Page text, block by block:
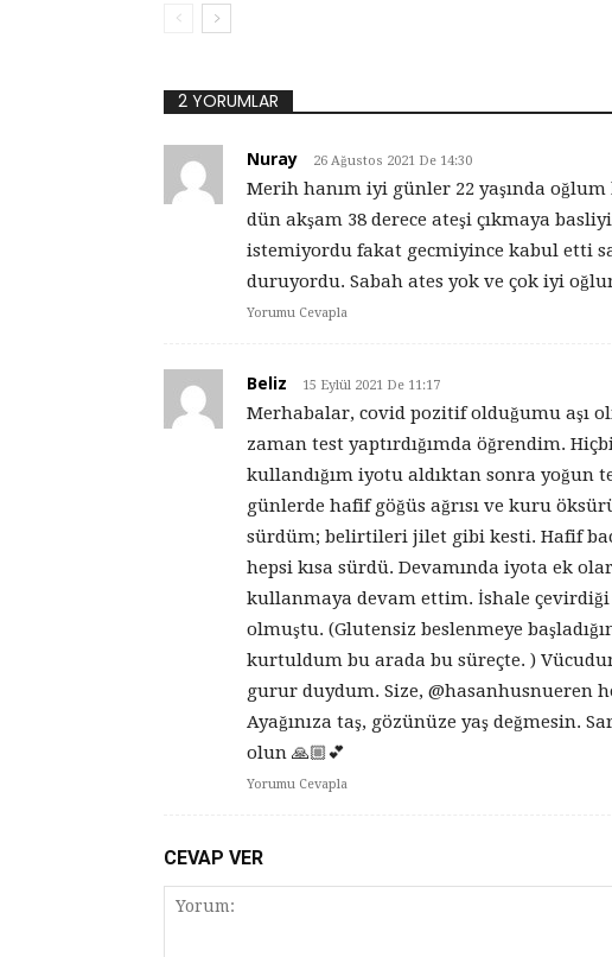
2 YORUMLAR
Nuray 26 Ağustos 2021 De 14:30
Merih hanım iyi günler 22 yaşında
dün akşam 38 derece ateşi çıkmaya
istemiyordu fakat gecmiyince kabul etti
duruyordu. Sabah ates yok ve çok iyi
Yorumu Cevapla
Beliz 15 Eylül 2021 De 11:17
Merhabalar, covid pozitif olduğumu aşı
zaman test yaptırdığımda öğrendim.
kullandığım iyotu aldıktan sonra
günlerde hafif göğüs ağrısı ve kuru
sürdüm; belirtileri jilet gibi kesti. Hafif
hepsi kısa sürdü. Devamında iyota ek
kullanmaya devam ettim. İshale
olmuştu. (Glutensiz beslenmeye
kurtuldum bu arada bu süreçte. )
gurur duydum. Size, @hasanhusnueren
Ayağınıza taş, gözünüze yaş değmesin.
olun 🙏🏼💕
Yorumu Cevapla
CEVAP VER